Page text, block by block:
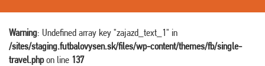
Warning: Undefined array key "zajazd_text_1" in
/sites/staging.futbalovysen.sk/files/wp-content/themes/fb/single-
travel.phpon line 137